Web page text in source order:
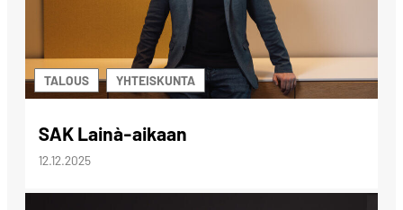
TALOUS YHTEISKUNTA
SAK Lainà-aikaan
12.12.2025